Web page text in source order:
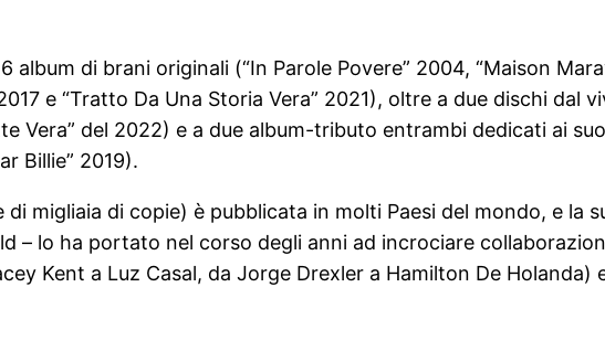
album di brani originali (“In Parole Povere” 2004, “Maison
e “Tratto Da Una Storia Vera” 2021), oltre a due dischi dal
Vera” del 2022) e a due album-tributo entrambi dedicati ai
Billie” 2019).
di migliaia di copie) è pubblicata in molti Paesi del mondo, e la
– lo ha portato nel corso degli anni ad incrociare
Kent a Luz Casal, da Jorge Drexler a Hamilton De